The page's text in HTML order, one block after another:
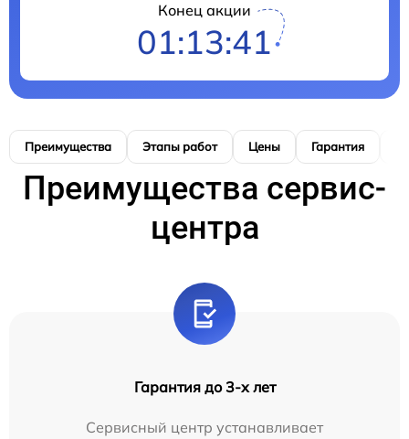
Конец акции
01:13:40
Преимущества Этапы работ Цены Гарантия
Преимущества сервис-
центра
Гарантия до 3-х лет
Сервисный центр устанавливает